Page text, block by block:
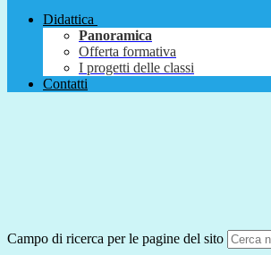
Didattica
Panoramica
Offerta formativa
I progetti delle classi
Contatti
Campo di ricerca per le pagine del sito